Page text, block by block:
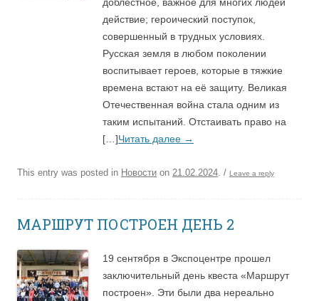
действие; героический поступок,
совершенный в трудных условиях.
Русская земля в любом поколении
воспитывает героев, которые в тяжкие
времена встают на её защиту. Великая
Отечественная война стала одним из
таким испытаний. Отстаивать право на
[…]Читать далее →
This entry was posted in Новости on 21.02.2024 / Leave a reply
МАРШРУТ ПОСТРОЕН ДЕНЬ 2
19 сентября в Экспоцентре прошел
заключительный день квеста «Маршрут
построен». Эти были два нереально